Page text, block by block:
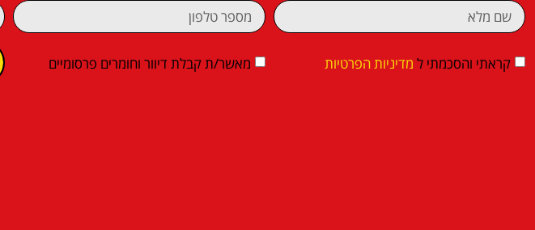
קראתי והסכמתי ל מדיניות הפרטיות מאשר/ת קבלת דיוור וחומרים פרסומיים